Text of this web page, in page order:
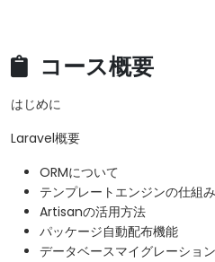
コース概要
はじめに
Laravel概要
ORMについて
テンプレートエンジンの仕組み
Artisanの活用方法
パッケージ自動配布機能
データベースマイグレーショ